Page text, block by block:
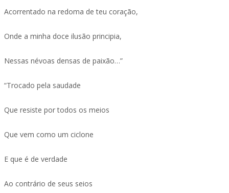
Acorrentado na redoma de teu coração,
Onde a minha doce ilusão principia,
Nessas névoas densas de paixão…”
“Trocado pela saudade
Que resiste por todos os meios
Que vem como um ciclone
E que é de verdade
Ao contrário de seus seios